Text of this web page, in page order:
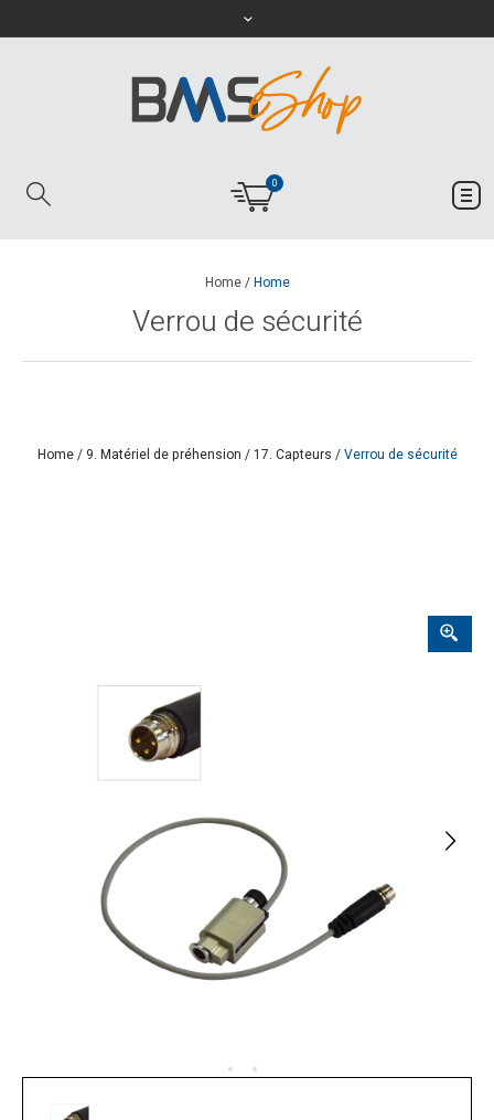
0
Home/Home
Verrou de sécurité
Home/ 9. Matériel de préhension /17. Capteurs /Verrou de sécurité